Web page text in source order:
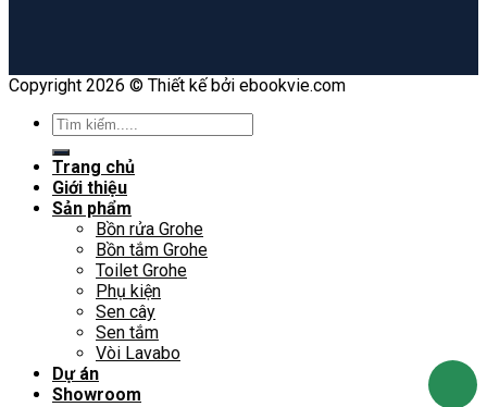
Copyright 2026 © Thiết kế bởi ebookvie.com
Search
for:
Trang chủ
Giới thiệu
Sản phẩm
Bồn rửa Grohe
Bồn tắm Grohe
Toilet Grohe
Phụ kiện
Sen cây
Sen tắm
Vòi Lavabo
Dự án
Showroom